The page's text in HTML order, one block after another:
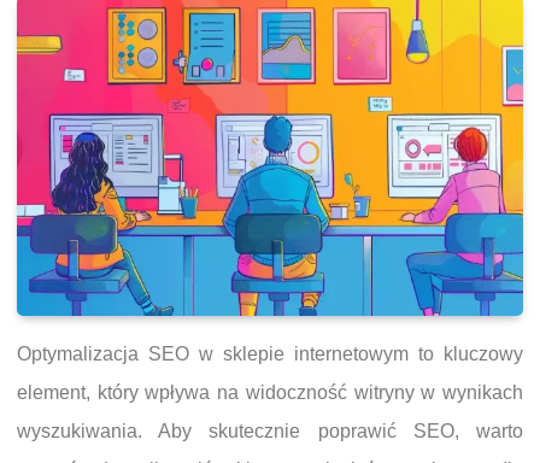
Optymalizacja SEO w sklepie internetowym to kluczowy
element, który wpływa na widoczność witryny w wynikach
wyszukiwania. Aby skutecznie poprawić SEO, warto